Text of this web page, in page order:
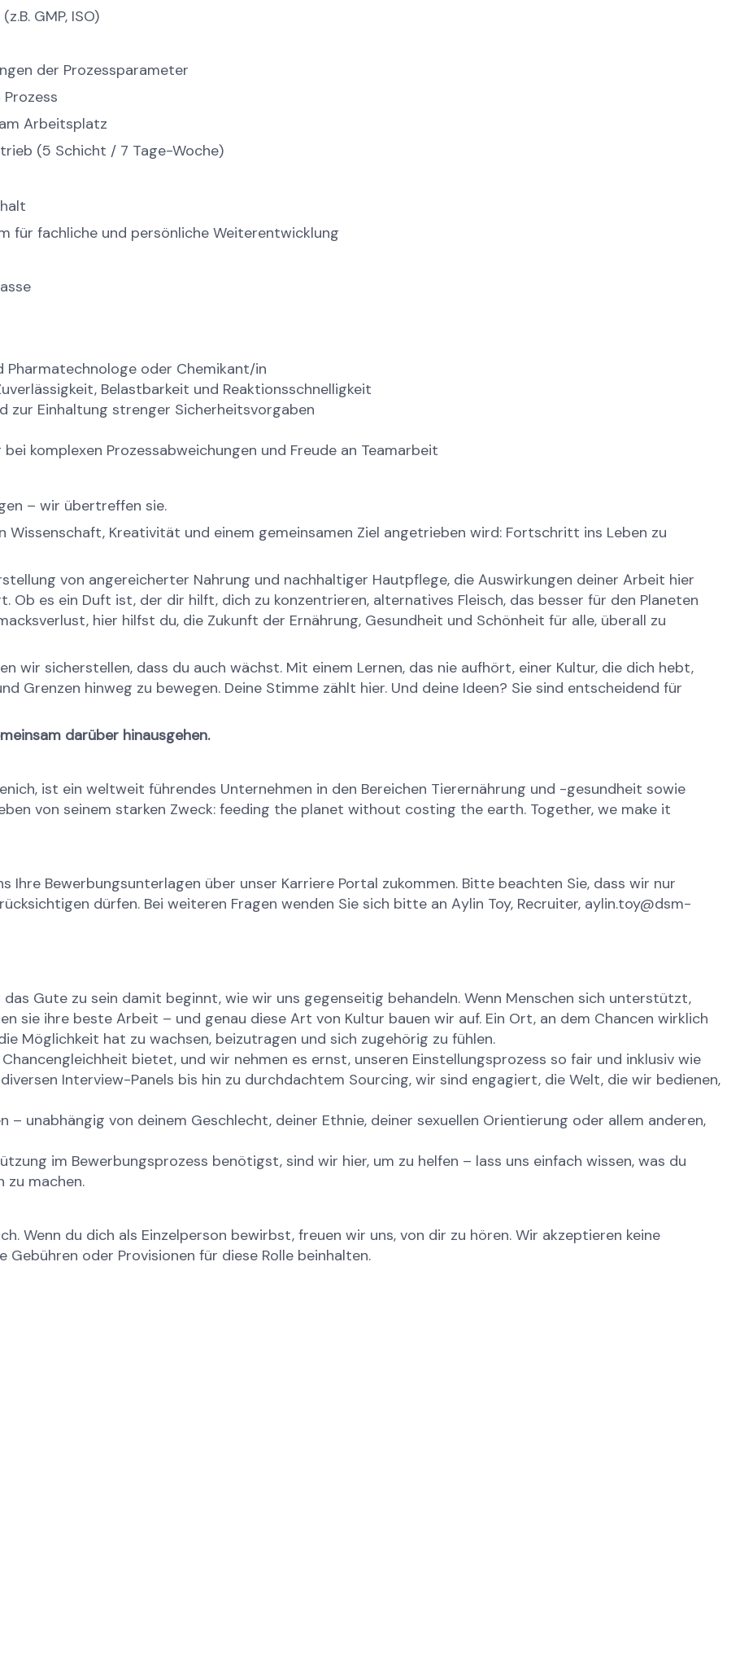
GMP, ISO)
der Prozessparameter
Arbeitsplatz
(5 Schicht / 7 Tage-Woche)
für fachliche und persönliche Weiterentwicklung
Pharmatechnologe oder Chemikant/in
Belastbarkeit und Reaktionsschnelligkeit
Einhaltung strenger Sicherheitsvorgaben
komplexen Prozessabweichungen und Freude an Teamarbeit
– wir übertreffen sie.
Wissenschaft, Kreativität und einem gemeinsamen Ziel angetrieben wird: Fortschritt ins Leben zu
von angereicherter Nahrung und nachhaltiger Hautpflege, die Auswirkungen deiner Arbeit hier
Ob es ein Duft ist, der dir hilft, dich zu konzentrieren, alternatives Fleisch, das besser für den Planeten
hier hilfst du, die Zukunft der Ernährung, Gesundheit und Schönheit für alle, überall zu
wir sicherstellen, dass du auch wächst. Mit einem Lernen, das nie aufhört, einer Kultur, die dich hebt,
Grenzen hinweg zu bewegen. Deine Stimme zählt hier. Und deine Ideen? Sie sind entscheidend für
darüber hinausgehen.
ist ein weltweit führendes Unternehmen in den Bereichen Tierernährung und -gesundheit sowie
von seinem starken Zweck: feeding the planet without costing the earth. Together, we make it
Ihre Bewerbungsunterlagen über unser Karriere Portal zukommen. Bitte beachten Sie, dass wir nur
dürfen. Bei weiteren Fragen wenden Sie sich bitte an Aylin Toy, Recruiter, aylin.toy@dsm-
Gute zu sein damit beginnt, wie wir uns gegenseitig behandeln. Wenn Menschen sich unterstützt,
sie ihre beste Arbeit – und genau diese Art von Kultur bauen wir auf. Ein Ort, an dem Chancen wirklich
Möglichkeit hat zu wachsen, beizutragen und sich zugehörig zu fühlen.
bietet, und wir nehmen es ernst, unseren Einstellungsprozess so fair und inklusiv wie
Interview-Panels bis hin zu durchdachtem Sourcing, wir sind engagiert, die Welt, die wir bedienen,
– unabhängig von deinem Geschlecht, deiner Ethnie, deiner sexuellen Orientierung oder allem anderen,
im Bewerbungsprozess benötigst, sind wir hier, um zu helfen – lass uns einfach wissen, was du
zu machen.
Wenn du dich als Einzelperson bewirbst, freuen wir uns, von dir zu hören. Wir akzeptieren keine
oder Provisionen für diese Rolle beinhalten.